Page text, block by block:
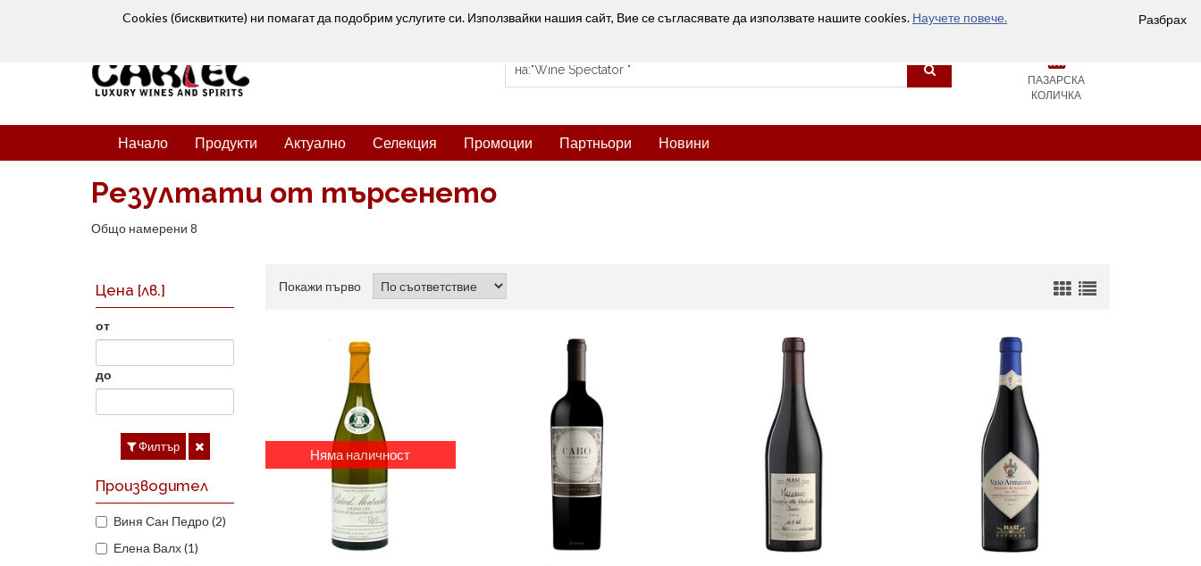
Разбрах
Cookies (бисквитките) ни помагат да подобрим услугите си. Използвайки нашия сайт, Вие се съгласявате да използвате нашите cookies. Научете повече.
ПАЗАРСКА
КОЛИЧКА
Начало Продукти Актуално Селекция Промоции Партньори Новини
Резултати от търсенето
Общо намерени 8
Покажи първо
Няма наличност
Цена [лв.]
от
до
Филтър
Производител
Виня Сан Педро (2)
Елена Валх (1)